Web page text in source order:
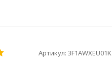
Артикул: 3F1AWXEU01K